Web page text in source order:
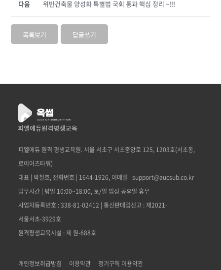
위반건축물 양성화 특별법 국회 통과 핵심 정리 ~!!!
다음
목록보기 답글쓰기
피엘에듀 원격 평생교육원. 서울 서초구 서초중앙로 125, 1203호(서초동,
로이어즈타워)
대표 | 박철호, 전화번호 | 1644-1926, 이메일 | support@aucsub.co.kr
업무시간 | 평일 10:00~18:00, 토/일 법정 공휴일 휴무
사업자등록번호 : 338-81-02412 | 통신판매업신고 : 제2021-
서울서초-3929호
원격평생교육시설 : 제 원-688호
개인정보취급방침 이용약관 정기구독 이용약관